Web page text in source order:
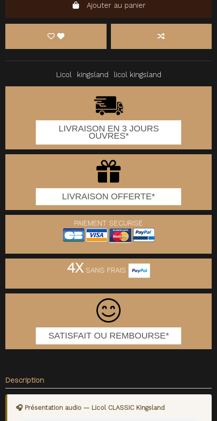
Ajouter au panier
Licol kingsland licol kingsland
LIVRAISON EN 3 JOURS
OUVRES*
LIVRAISON OFFERTE*
PAIEMENT SECURISE
4XSANS FRAIS
SATISFAIT OU REMBOURSE*
Description
🎧 Présentation audio — Licol CLASSIC Kingsland